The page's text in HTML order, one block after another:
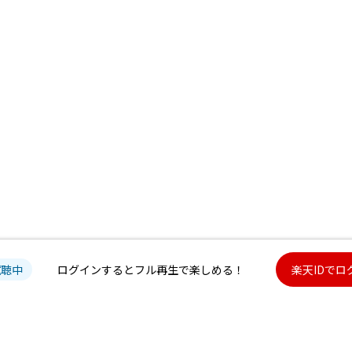
中 ログインするとフル再生で楽しめる！ 楽天IDでロ